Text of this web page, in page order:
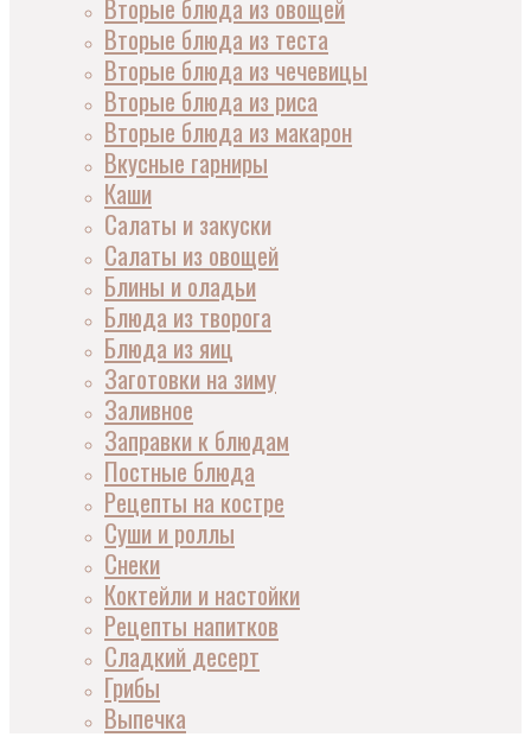
Вторые блюда из овощей
Вторые блюда из теста
Вторые блюда из чечевицы
Вторые блюда из риса
Вторые блюда из макарон
Вкусные гарниры
Каши
Салаты и закуски
Салаты из овощей
Блины и оладьи
Блюда из творога
Блюда из яиц
Заготовки на зиму
Заливное
Заправки к блюдам
Постные блюда
Рецепты на костре
Суши и роллы
Снеки
Коктейли и настойки
Рецепты напитков
Сладкий десерт
Грибы
Выпечка